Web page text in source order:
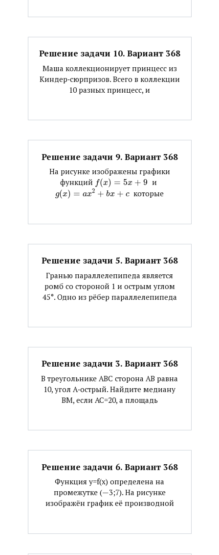
Решение задачи 10. Вариант 368
Маша коллекционирует принцесс из
Киндер‐сюрпризов. Всего в коллекции
10 разных принцесс, и
Решение задачи 9. Вариант 368
На рисунке изображены графики
функций ​ f(x) = 5x + 9 ​ и ​
g(x) = ax2 + bx + c ​ которые
Решение задачи 5. Вариант 368
Гранью параллелепипеда является
ромб со стороной 1 и острым углом
45°. Одно из рёбер параллелепипеда
Решение задачи 3. Вариант 368
В треугольнике АВС сторона АВ равна
10, угол А‐острый. Найдите медиану
ВМ, если АС=20, а площадь
Решение задачи 6. Вариант 368
Функция y=f(x) определена на
промежутке (—3;7). На рисунке
изображён график её производной